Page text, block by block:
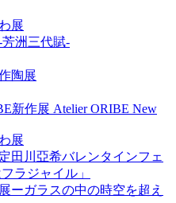
展
洲三代賦-
陶展
新作展 Atelier ORIBE New
展
田川亞希バレンタインフェ
ラジャイル」
ーガラスの中の時空を超え